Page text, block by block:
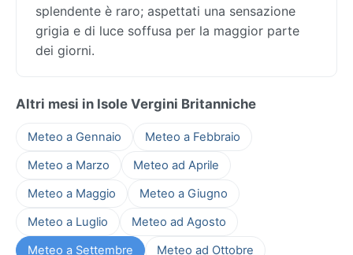
splendente è raro; aspettati una sensazione
grigia e di luce soffusa per la maggior parte
dei giorni.
Altri mesi in Isole Vergini Britanniche
Meteo a Gennaio
Meteo a Febbraio
Meteo a Marzo
Meteo ad Aprile
Meteo a Maggio
Meteo a Giugno
Meteo a Luglio
Meteo ad Agosto
Meteo a Settembre
Meteo ad Ottobre